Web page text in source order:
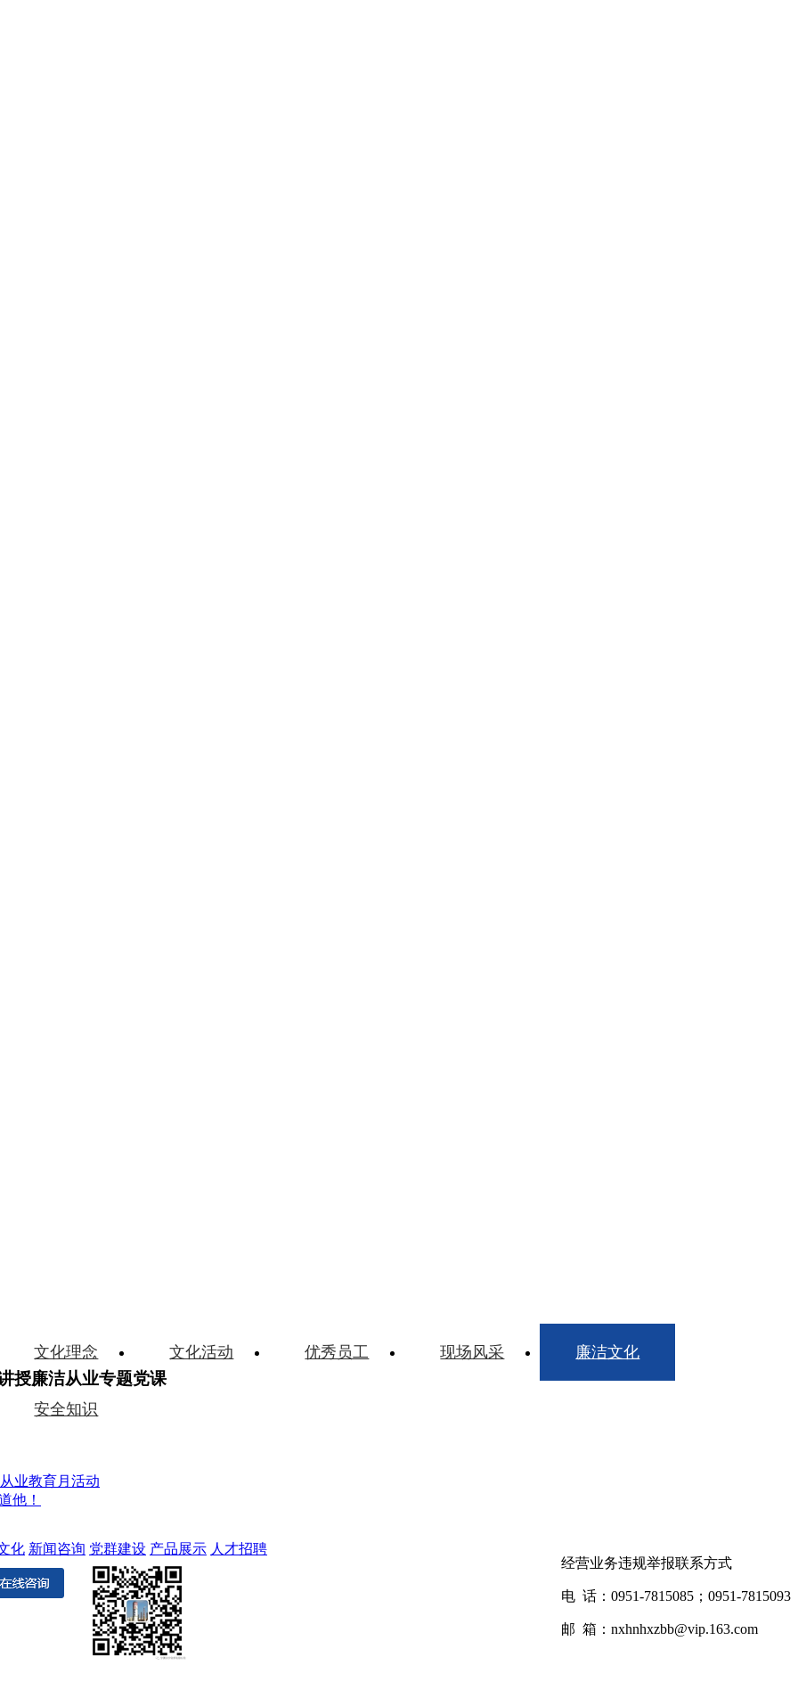
文化理念 文化活动 优秀员工 现场风采 廉洁文化
安全知识
授廉洁从业专题党课
业教育月活动
他！
化 新闻咨询 党群建设 产品展示 人才招聘
经营业务违规举报联系方式
电 话：0951-7815085；0951-7815093
邮 箱：nxhnhxzbb@vip.163.com